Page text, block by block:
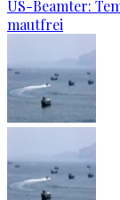
US-Beamter:
mautfrei